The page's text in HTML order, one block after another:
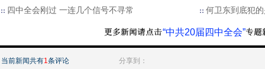
四中全会刚过 一连几个信号不寻常
何卫东到底犯
“中共20届四中全会”
当前新闻共有1条评论 分享到：